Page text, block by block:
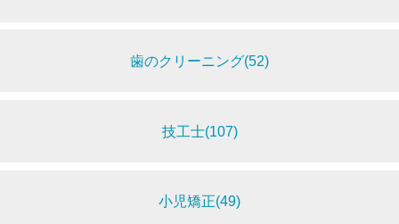
歯のクリーニング(52)
技工士(107)
小児矯正(49)